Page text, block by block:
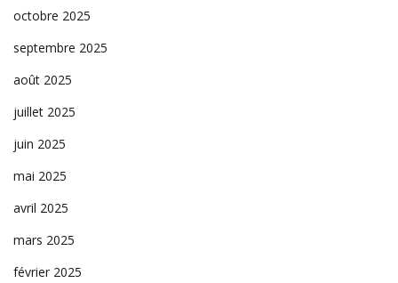
octobre 2025
septembre 2025
août 2025
juillet 2025
juin 2025
mai 2025
avril 2025
mars 2025
février 2025